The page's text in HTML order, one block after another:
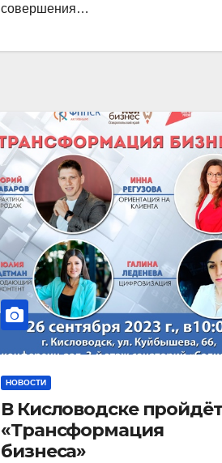
совершения…
НОВОСТИ
В Кисловодске пройдёт
«Трансформация
бизнеса»